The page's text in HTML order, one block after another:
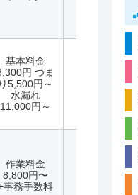
基本料金
円 つま
り5,500円～
水漏れ
11,000円～
作業料金
8,800円〜
事務手数料